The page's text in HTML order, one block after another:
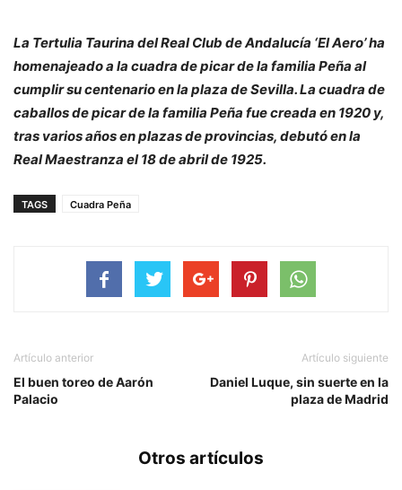
La Tertulia Taurina del Real Club de Andalucía ‘El Aero’ ha
homenajeado a la cuadra de picar de la familia Peña al
cumplir su centenario en la plaza de Sevilla. La cuadra de
caballos de picar de la familia Peña fue creada en 1920 y,
tras varios años en plazas de provincias, debutó en la
Real Maestranza el 18 de abril de 1925.
TAGS Cuadra Peña
Artículo anterior
El buen toreo de Aarón
Palacio
Artículo siguiente
Daniel Luque, sin suerte en la
plaza de Madrid
Otros artículos